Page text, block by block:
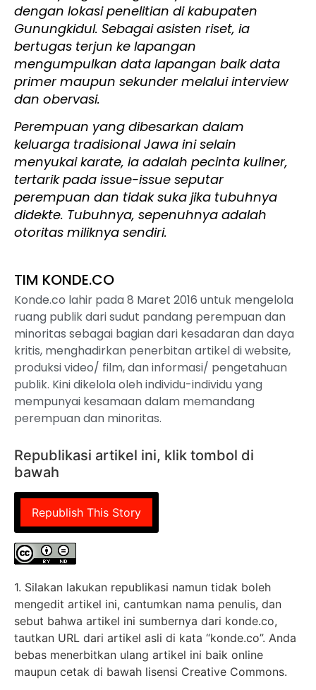
dengan lokasi penelitian di kabupaten
Gunungkidul. Sebagai asisten riset, ia
bertugas terjun ke lapangan
mengumpulkan data lapangan baik data
primer maupun sekunder melalui interview
dan obervasi.
Perempuan yang dibesarkan dalam
keluarga tradisional Jawa ini selain
menyukai karate, ia adalah pecinta kuliner,
tertarik pada issue-issue seputar
perempuan dan tidak suka jika tubuhnya
didekte. Tubuhnya, sepenuhnya adalah
otoritas miliknya sendiri.
TIM KONDE.CO
Konde.co lahir pada 8 Maret 2016 untuk mengelola
ruang publik dari sudut pandang perempuan dan
minoritas sebagai bagian dari kesadaran dan daya
kritis, menghadirkan penerbitan artikel di website,
produksi video/ film, dan informasi/ pengetahuan
publik. Kini dikelola oleh individu-individu yang
mempunyai kesamaan dalam memandang
perempuan dan minoritas.
Republikasi artikel ini, klik tombol di
bawah
Republish This Story
1. Silakan lakukan republikasi namun tidak boleh
mengedit artikel ini, cantumkan nama penulis, dan
sebut bahwa artikel ini sumbernya dari konde.co,
tautkan URL dari artikel asli di kata “konde.co”. Anda
bebas menerbitkan ulang artikel ini baik online
maupun cetak di bawah lisensi Creative Commons.